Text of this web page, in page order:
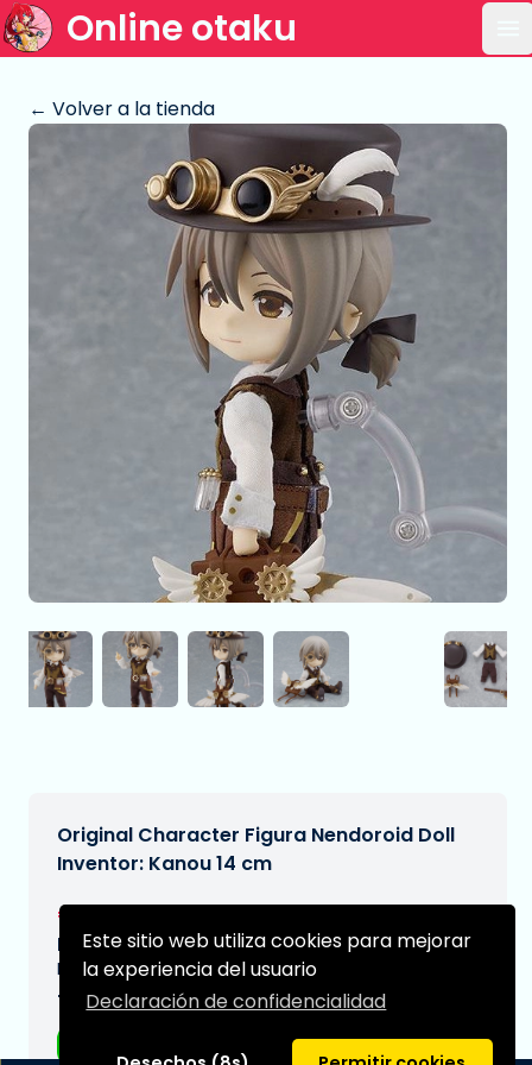
Este sitio web utiliza cookies para mejorar
la experiencia del usuario
Declaración de confidencialidad
Online otaku
← Volver a la tienda
Original Character Figura Nendoroid Doll
Inventor: Kanou 14 cm
€97,95
Fecha de entrega prevista:
N/A
Tipo: